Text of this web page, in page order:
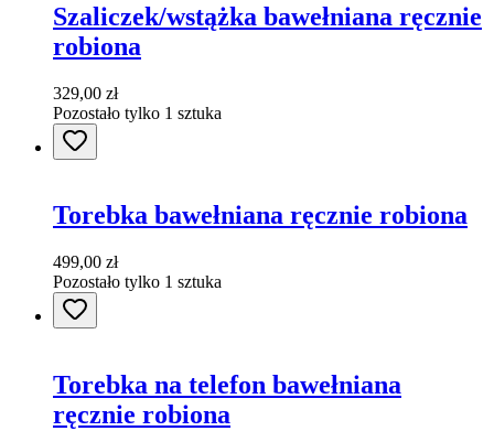
Szaliczek/wstążka bawełniana ręcznie
robiona
329,00 zł
Pozostało tylko 1 sztuka
Torebka bawełniana ręcznie robiona
499,00 zł
Pozostało tylko 1 sztuka
Torebka na telefon bawełniana
ręcznie robiona